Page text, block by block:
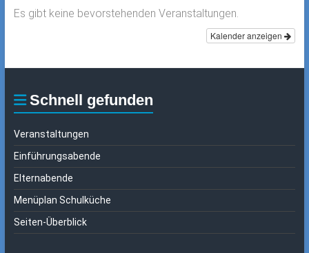
Es gibt keine bevorstehenden Veranstaltungen.
Kalender anzeigen
Schnell gefunden
Veranstaltungen
Einführungsabende
Elternabende
Menüplan Schulküche
Seiten-Überblick